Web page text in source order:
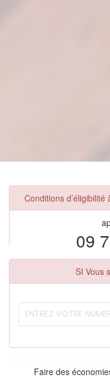
Conditions d’éligibilité
09
SI Vous
Faire des